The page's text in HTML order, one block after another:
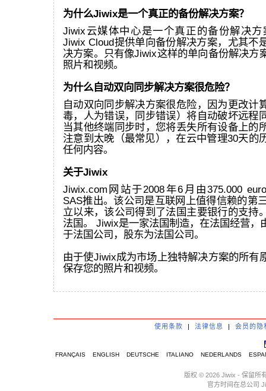
为什么Jiwix是一个真正的备份解决方案？
Jiwix云媒体中心是一个真正的备份解决方
Jiwix Cloud提供单向备份解决方案，尤其不
决方案。只有像Jiwix这样的单向备份解决方
照片和视频。
为什么自动双向同步解决方案很危险？
自动双向同步解决方案很危险，因为更改计
毒，人为错误，同步错误）将自动破坏远程
当其他终端同步时，您将丢失所有设备上的
注意到太晚（最常见），在云中管理30天的
任何内容。
关于Jiwix
Jiwix.com网站于2008年6月由375.000
SAS推出。该公司是互联网上值得信赖的第
立以来，该公司得到了法国主要银行的支持
法国。 Jiwix是一家法国制造，在法国经营，
于法国公司，股东为法国公司。
由于使Jiwix成为市场上独特解决方案的所有
保存您的照片和视频。
使用条款 | 法律信息 | 会员的隐
FRANÇAIS ENGLISH DEUTSCHE ITALIANO NEDERLANDS
版权 © 2026 Jiwix - 保留所
官方时间在总公司